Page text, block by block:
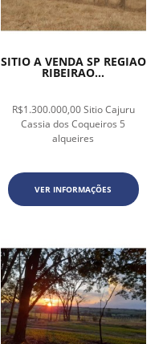
SITIO A VENDA SP REGIAO
RIBEIRAO...
R$1.300.000,00 Sitio Cajuru
Cassia dos Coqueiros 5
alqueires
VER INFORMAÇÕES